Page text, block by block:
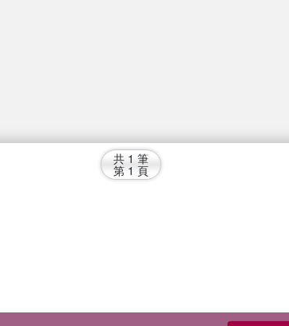
共 1 筆
第 1 頁